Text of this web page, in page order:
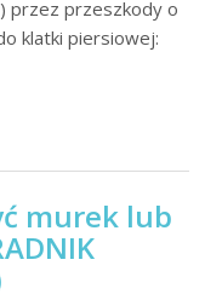
przez przeszkody o
klatki piersiowej:
murek lub